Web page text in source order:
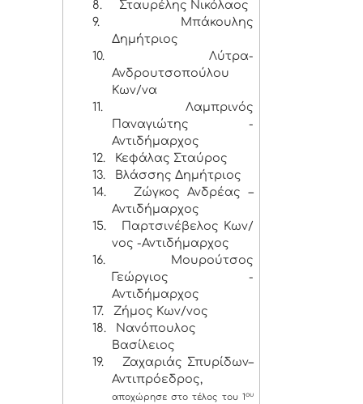
8.
Σταυρέλης Νικόλαος
9.
Μπάκουλης
Δημήτριος
10.
Λύτρα-
Ανδρουτσοπούλου
Κων/να
11.
Λαμπρινός
Παναγιώτης -
Αντιδήμαρχος
12.
Κεφάλας Σταύρος
13.
Βλάσσης Δημήτριος
14.
Ζώγκος Ανδρέας –
Αντιδήμαρχος
15.
Παρτσινέβελος Κων/
νος -Αντιδήμαρχος
16.
Μουρούτσος
Γεώργιος -
Αντιδήμαρχος
17.
Ζήμος Κων/νος
18.
Νανόπουλος
Βασίλειος
19.
Ζαχαριάς Σπυρίδων–
Αντιπρόεδρος,
αποχώρησε στο τέλος του 1 ου